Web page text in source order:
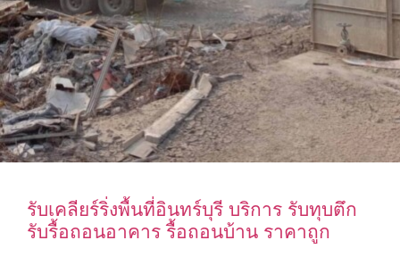
รับเคลียร์ริ่งพื้นที่อินทร์บุรี บริการ รับทุบตึก
รับรื้อถอนอาคาร รื้อถอนบ้าน ราคาถูก